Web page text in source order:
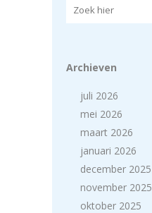
Archieven
juli 2026
mei 2026
maart 2026
januari 2026
december 2025
november 2025
oktober 2025